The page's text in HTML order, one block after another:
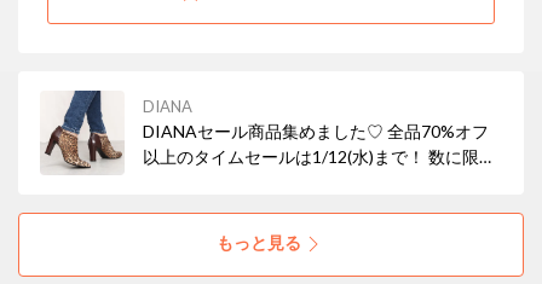
DIANA
DIANAセール商品集めました♡ 全品70%オフ
以上のタイムセールは1/12(水)まで！ 数に限り
もっと見る